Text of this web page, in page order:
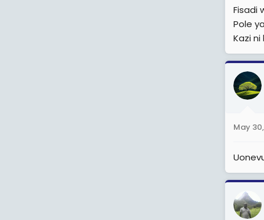
Fisadi
Pole
Kazi
May